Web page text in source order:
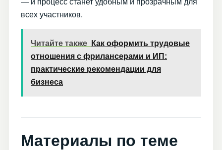
— и процесс станет удобным и прозрачным для
всех участников.
Читайте также
Как оформить трудовые
отношения с фрилансерами и ИП:
практические рекомендации для
бизнеса
Материалы по теме